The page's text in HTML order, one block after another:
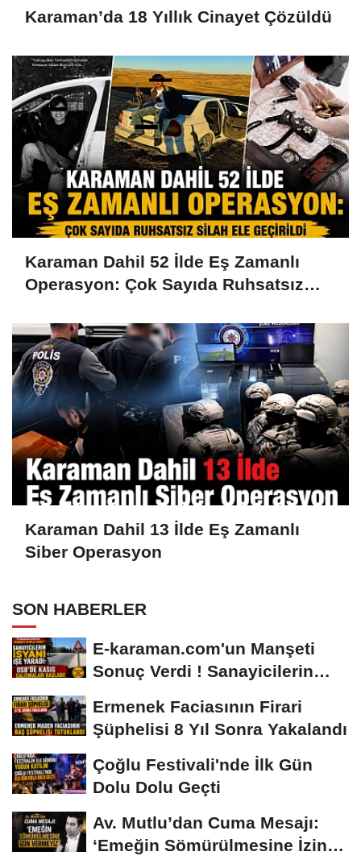
Karaman’da 18 Yıllık Cinayet Çözüldü
Karaman Dahil 52 İlde Eş Zamanlı
Operasyon: Çok Sayıda Ruhsatsız
Karaman Dahil 13 İlde Eş Zamanlı
Siber Operasyon
SON HABERLER
E-karaman.com'un Manşeti
Sonuç Verdi ! Sanayicilerin
Ermenek Faciasının Firari
Şüphelisi 8 Yıl Sonra Yakalandı
Çoğlu Festivali'nde İlk Gün
Dolu Dolu Geçti
Av. Mutlu’dan Cuma Mesajı:
‘Emeğin Sömürülmesine İzin